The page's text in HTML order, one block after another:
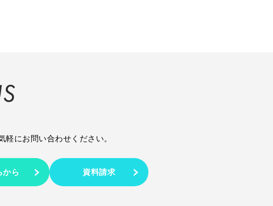
軽にお問い合わせください。
から 資料請求